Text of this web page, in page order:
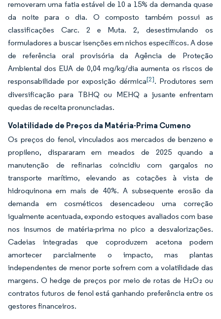
removeram uma fatia estável de 10 a 15% da demanda quase
da noite para o dia. O composto também possui as
classificações Carc. 2 e Muta. 2, desestimulando os
formuladores a buscar isenções em nichos específicos. A dose
de referência oral provisória da Agência de Proteção
Ambiental dos EUA de 0,04 mg/kg/dia aumenta os riscos de
responsabilidade por exposição dérmica[2]. Produtores sem
diversificação para TBHQ ou MEHQ a jusante enfrentam
quedas de receita pronunciadas.
Volatilidade de Preços da Matéria-Prima Cumeno
Os preços do fenol, vinculados aos mercados de benzeno e
propileno, dispararam em meados de 2025 quando a
manutenção de refinarias coincidiu com gargalos no
transporte marítimo, elevando as cotações à vista de
hidroquinona em mais de 40%. A subsequente erosão da
demanda em cosméticos desencadeou uma correção
igualmente acentuada, expondo estoques avaliados com base
nos insumos de matéria-prima no pico a desvalorizações.
Cadeias integradas que coproduzem acetona podem
amortecer parcialmente o impacto, mas plantas
independentes de menor porte sofrem com a volatilidade das
margens. O hedge de preços por meio de rotas de H₂O₂ ou
contratos futuros de fenol está ganhando preferência entre os
gestores financeiros.